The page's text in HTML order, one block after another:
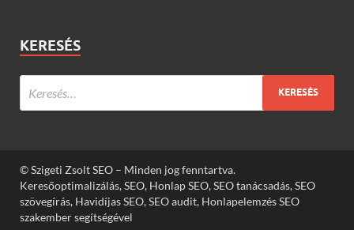
KERESÉS
© Szigeti Zsolt SEO – Minden jog fenntartva.
Keresőoptimalizálás, SEO, Honlap SEO, SEO tanácsadás, SEO
szövegírás, Havidíjas SEO, SEO audit, Honlapelemzés SEO
szakember segítségével